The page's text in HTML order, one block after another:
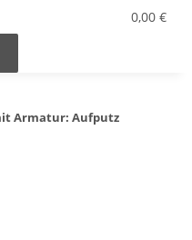
0,00 €
Armatur: Aufputz